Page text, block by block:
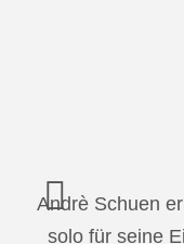
Andrè Schuen
solo für seine